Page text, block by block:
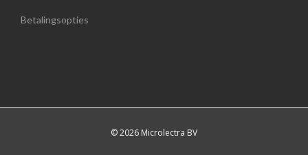
Betalingsopties
© 2026 Microlectra BV